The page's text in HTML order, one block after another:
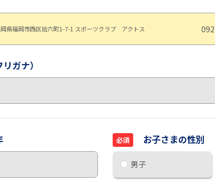
県福岡市西区拾六町1-7-1 スポーツクラブ アクトス
ガナ）
必須 お子さまの性別
男子